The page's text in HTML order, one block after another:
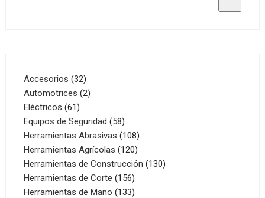
Accesorios 3232
productos
Automotrices 22
Eléctricos 6161
productos
Equipos de Seguridad 5858
productos
Herramientas Abrasivas 108108
productos
Herramientas Agrícolas 120120
productos
Herramientas de Construcción 130130
Herramientas de Corte 156156
productos
Herramientas de Mano 133133